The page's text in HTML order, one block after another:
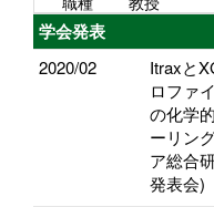
学会発表
2020/02
Itraxと
ロファ
の化学
ーリン
ア総合
発表会)